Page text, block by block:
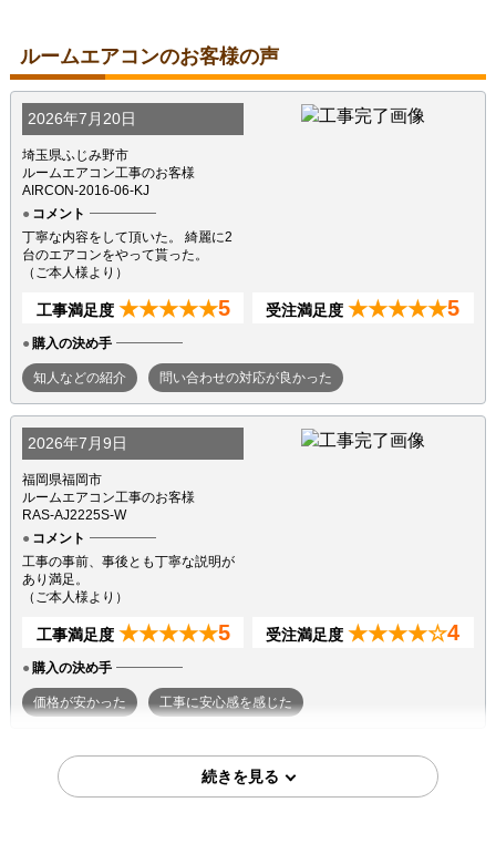
ルームエアコンのお客様の声
2026年7月20日
埼玉県ふじみ野市
ルームエアコン工事のお客様
AIRCON-2016-06-KJ
コメント
丁寧な内容をして頂いた。 綺麗に2
台のエアコンをやって貰った。
（ご本人様より）
工事満足度 ★★★★★5 受注満足度 ★★★★★5
購入の決め手
知人などの紹介 問い合わせの対応が良かった
2026年7月9日
福岡県福岡市
ルームエアコン工事のお客様
RAS-AJ2225S-W
コメント
工事の事前、事後とも丁寧な説明が
あり満足。
（ご本人様より）
工事満足度 ★★★★★5 受注満足度 ★★★★☆4
購入の決め手
価格が安かった 工事に安心感を感じた
2026年7月7日